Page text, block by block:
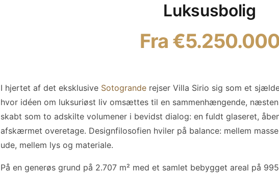
Luksusbolig
Fra
I hjertet af det eksklusive Sotogrande rejser Villa Sirio sig som et
hvor idéen om luksuriøst liv omsættes til en sammenhængende,
skabt som to adskilte volumener i bevidst dialog: en fuldt glaseret,
afskærmet overetage. Designfilosofien hviler på balance: mellem
ude, mellem lys og materiale.
På en generøs grund på 2.707 m² med et samlet bebygget areal på